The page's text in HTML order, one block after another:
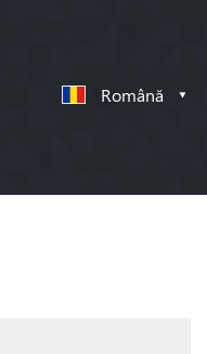
Română